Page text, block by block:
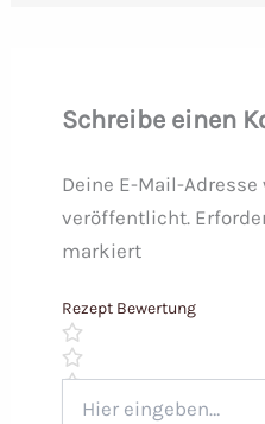
Schreibe einen
Deine E-Mail-
veröffentlicht.
markiert
Rezept Bewertung
eingeben…